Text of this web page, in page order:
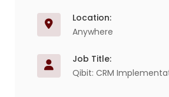
Location:
Anywhere
Job Title:
Qibit: CRM